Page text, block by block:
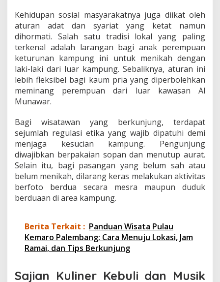
Kehidupan sosial masyarakatnya juga diikat oleh
aturan adat dan syariat yang ketat namun
dihormati. Salah satu tradisi lokal yang paling
terkenal adalah larangan bagi anak perempuan
keturunan kampung ini untuk menikah dengan
laki-laki dari luar kampung. Sebaliknya, aturan ini
lebih fleksibel bagi kaum pria yang diperbolehkan
meminang perempuan dari luar kawasan Al
Munawar.
Bagi wisatawan yang berkunjung, terdapat
sejumlah regulasi etika yang wajib dipatuhi demi
menjaga kesucian kampung. Pengunjung
diwajibkan berpakaian sopan dan menutup aurat.
Selain itu, bagi pasangan yang belum sah atau
belum menikah, dilarang keras melakukan aktivitas
berfoto berdua secara mesra maupun duduk
berduaan di area kampung.
Berita Terkait : Panduan Wisata Pulau
Kemaro Palembang: Cara Menuju Lokasi, Jam
Ramai, dan Tips Berkunjung
Sajian Kuliner Kebuli dan Musik